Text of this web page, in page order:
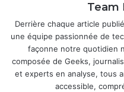
18 avril
OnePlus
pour
18 mars
Team
Derrière chaque article
une équipe passionnée de
façonne notre quotidien
composée de Geeks,
et experts en analyse, tous
accessible,